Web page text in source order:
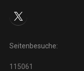
X
Seitenbesuche:
115061